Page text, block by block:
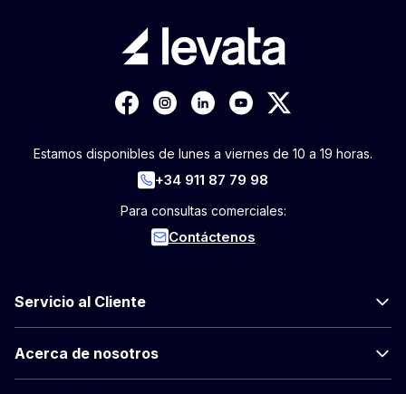
Estamos disponibles de lunes a viernes de 10 a 19 horas.
+34 911 87 79 98
Para consultas comerciales:
Contáctenos
Servicio al Cliente
Acerca de nosotros